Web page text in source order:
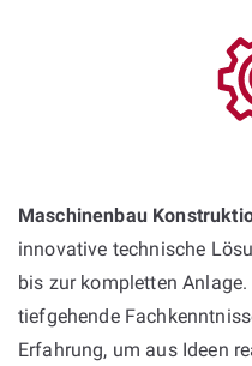
Maschinenbau
innovative technische
bis zur kompletten Anlage.
tiefgehende
Erfahrung, um aus Ideen